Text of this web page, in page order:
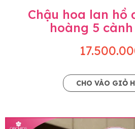
Chậu hoa lan hồ
hoàng 5 cành
CHO VÀO GIỎ